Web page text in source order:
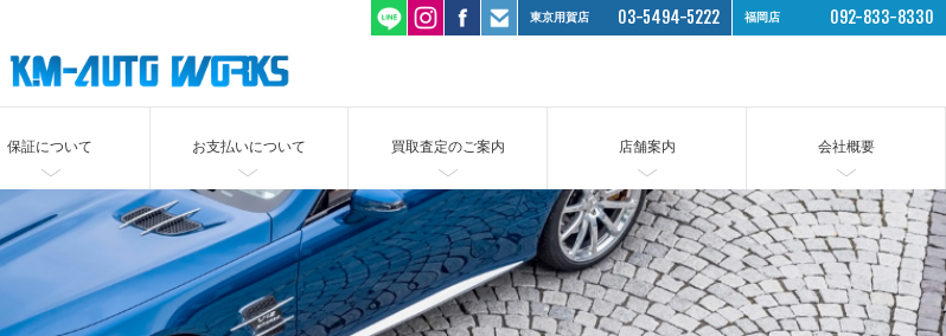
東京用賀店 03-5494-5222 福岡店 092-833-8330
保証について お支払いについて 買取査定のご案内 店舗案内 会社概要